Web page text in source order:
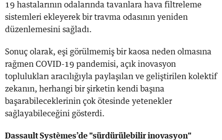
19 hastalarının odalarında tavanlara hava filtreleme
sistemleri ekleyerek bir travma odasının yeniden
düzenlemesini sağladı.
Sonuç olarak, eşi görülmemiş bir kaosa neden olmasına
rağmen COVID-19 pandemisi, açık inovasyon
toplulukları aracılığıyla paylaşılan ve geliştirilen kolektif
zekanın, herhangi bir şirketin kendi başına
başarabileceklerinin çok ötesinde yetenekler
sağlayabileceğini gösterdi.
Dassault Systèmes’de "sürdürülebilir inovasyon"